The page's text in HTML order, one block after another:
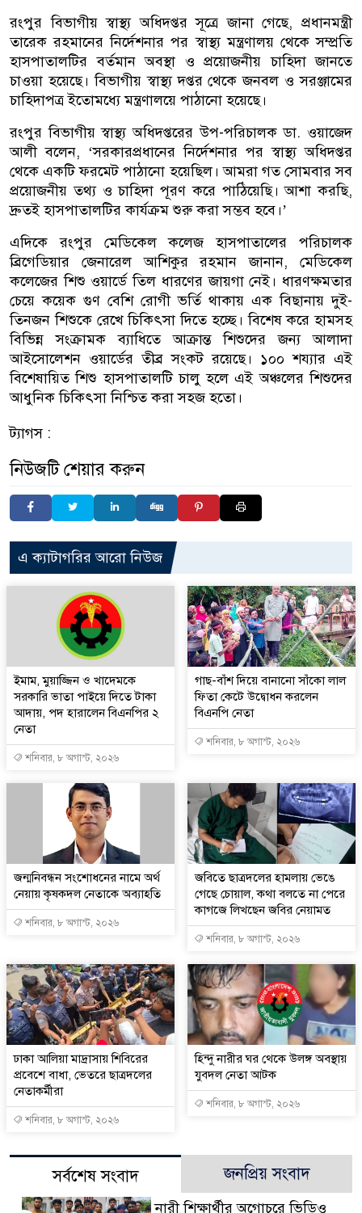
রংপুর বিভাগীয় স্বাস্থ্য অধিদপ্তর সূত্রে জানা গেছে, প্রধানমন্ত্রী
তারেক রহমানের নির্দেশনার পর স্বাস্থ্য মন্ত্রণালয় থেকে সম্প্রতি
হাসপাতালটির বর্তমান অবস্থা ও প্রয়োজনীয় চাহিদা জানতে
চাওয়া হয়েছে। বিভাগীয় স্বাস্থ্য দপ্তর থেকে জনবল ও সরঞ্জামের
চাহিদাপত্র ইতোমধ্যে মন্ত্রণালয়ে পাঠানো হয়েছে।
রংপুর বিভাগীয় স্বাস্থ্য অধিদপ্তরের উপ-পরিচালক ডা. ওয়াজেদ
আলী বলেন, ‘সরকারপ্রধানের নির্দেশনার পর স্বাস্থ্য অধিদপ্তর
থেকে একটি ফরমেট পাঠানো হয়েছিল। আমরা গত সোমবার সব
প্রয়োজনীয় তথ্য ও চাহিদা পূরণ করে পাঠিয়েছি। আশা করছি,
দ্রুতই হাসপাতালটির কার্যক্রম শুরু করা সম্ভব হবে।’
এদিকে রংপুর মেডিকেল কলেজ হাসপাতালের পরিচালক
ব্রিগেডিয়ার জেনারেল আশিকুর রহমান জানান, মেডিকেল
কলেজের শিশু ওয়ার্ডে তিল ধারণের জায়গা নেই। ধারণক্ষমতার
চেয়ে কয়েক গুণ বেশি রোগী ভর্তি থাকায় এক বিছানায় দুই-
তিনজন শিশুকে রেখে চিকিৎসা দিতে হচ্ছে। বিশেষ করে হামসহ
বিভিন্ন সংক্রামক ব্যাধিতে আক্রান্ত শিশুদের জন্য আলাদা
আইসোলেশন ওয়ার্ডের তীব্র সংকট রয়েছে। ১০০ শয্যার এই
বিশেষায়িত শিশু হাসপাতালটি চালু হলে এই অঞ্চলের শিশুদের
আধুনিক চিকিৎসা নিশ্চিত করা সহজ হতো।
ট্যাগস :
নিউজটি শেয়ার করুন
এ ক্যাটাগরির আরো নিউজ
ইমাম, মুয়াজ্জিন ও খাদেমকে
সরকারি ভাতা পাইয়ে দিতে টাকা
আদায়, পদ হারালেন বিএনপির ২
নেতা
শনিবার, ৮ অগাস্ট, ২০২৬
গাছ-বাঁশ দিয়ে বানানো সাঁকো লাল
ফিতা কেটে উদ্বোধন করলেন
বিএনপি নেতা
শনিবার, ৮ অগাস্ট, ২০২৬
জন্মনিবন্ধন সংশোধনের নামে অর্থ
নেয়ায় কৃষকদল নেতাকে অব্যাহতি
শনিবার, ৮ অগাস্ট, ২০২৬
জবিতে ছাত্রদলের হামলায় ভেঙে
গেছে চোয়াল, কথা বলতে না পেরে
কাগজে লিখছেন জবির নেয়ামত
শনিবার, ৮ অগাস্ট, ২০২৬
ঢাকা আলিয়া মাদ্রাসায় শিবিরের
প্রবেশে বাধা, ভেতরে ছাত্রদলের
নেতাকর্মীরা
শনিবার, ৮ অগাস্ট, ২০২৬
হিন্দু নারীর ঘর থেকে উলঙ্গ অবস্থায়
যুবদল নেতা আটক
শনিবার, ৮ অগাস্ট, ২০২৬
সর্বশেষ সংবাদ জনপ্রিয় সংবাদ
নারী শিক্ষার্থীর অগোচরে ভিডিও